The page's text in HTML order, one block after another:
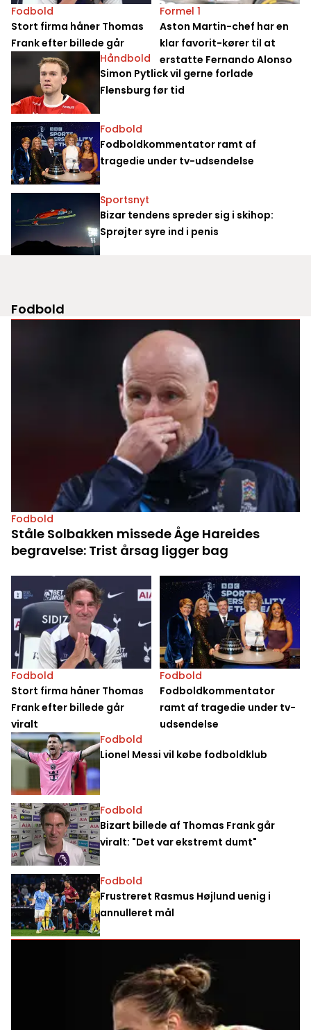
Fodbold
Stort firma håner Thomas
Frank efter billede går
Formel 1
Aston Martin-chef har en
klar favorit-kører til at
erstatte Fernando Alonso
Håndbold
Simon Pytlick vil gerne forlade
Flensburg før tid
Fodbold
Fodboldkommentator ramt af
tragedie under tv-udsendelse
Sportsnyt
Bizar tendens spreder sig i skihop:
Sprøjter syre ind i penis
Fodbold
Fodbold
Ståle Solbakken missede Åge Hareides
begravelse: Trist årsag ligger bag
Fodbold
Stort firma håner Thomas
Frank efter billede går
viralt
Fodbold
Fodboldkommentator
ramt af tragedie under tv-
udsendelse
Fodbold
Lionel Messi vil købe fodboldklub
Fodbold
Bizart billede af Thomas Frank går
viralt: "Det var ekstremt dumt"
Fodbold
Frustreret Rasmus Højlund uenig i
annulleret mål
Tennis